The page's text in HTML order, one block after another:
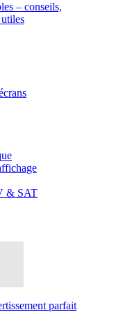
– conseils,
& SAT
parfait